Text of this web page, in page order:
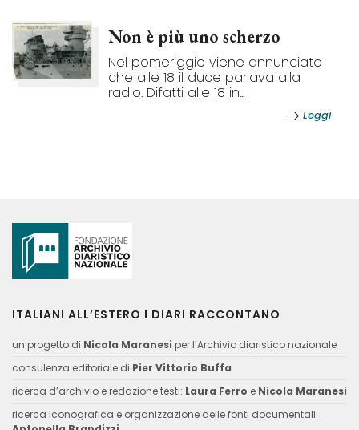
Non è più uno scherzo
Nel pomeriggio viene annunciato
che alle 18 il duce parlava alla
radio. Difatti alle 18 in...
Leggi
ITALIANI ALL’ESTERO I DIARI RACCONTANO
un progetto di Nicola Maranesi per l’Archivio diaristico nazionale
consulenza editoriale di Pier Vittorio Buffa
ricerca d’archivio e redazione testi: Laura Ferro e Nicola Maranesi
ricerca iconografica e organizzazione delle fonti documentali: